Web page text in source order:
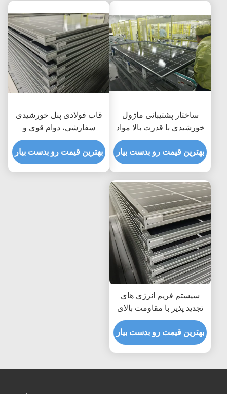
ساختار پشتیبانی ماژول
خورشیدی با قدرت بالا مواد
مقاوم در برابر خوردگی
تضمین طول عمر و
یکپارچگی ساختاری
بهترین قیمت رو بدست بیار
قاب فولادی پنل خورشیدی
سفارشی، دوام قوی و
انعطاف پذیری همه کاره را
برای نصب نیروگاه های
خورشیدی فراهم می کند
بهترین قیمت رو بدست بیار
سیستم فریم انرژی های
تجدید پذیر با مقاومت بالای
خوردگی راه حل های
سفارشی برای سازه های
نصب پانل خورشیدی پایدار
بهترین قیمت رو بدست بیار